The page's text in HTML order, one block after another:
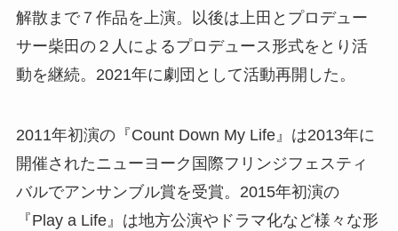
解散まで７作品を上演。以後は上田とプロデュー
サー柴田の２人によるプロデュース形式をとり活
動を継続。2021年に劇団として活動再開した。
2011年初演の『Count Down My Life』は2013年に
開催されたニューヨーク国際フリンジフェスティ
バルでアンサンブル賞を受賞。2015年初演の
『Play a Life』は地方公演やドラマ化など様々な形